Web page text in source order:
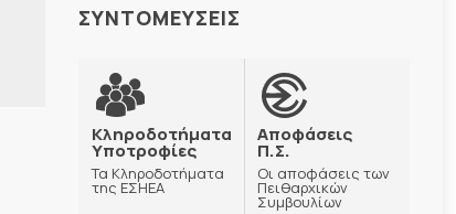
ΣΥΝΤΟΜΕΥΣΕΙΣ
Κληροδοτήματα
Υποτροφίες
Τα Κληροδοτήματα
της ΕΣΗΕΑ
Αποφάσεις
Π.Σ.
Οι αποφάσεις των
Πειθαρχικών
Συμβουλίων